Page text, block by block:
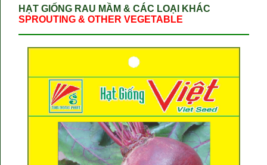
HẠT GIỐNG RAU MẦM & CÁC LOẠI KHÁC
SPROUTING & OTHER VEGETABLE